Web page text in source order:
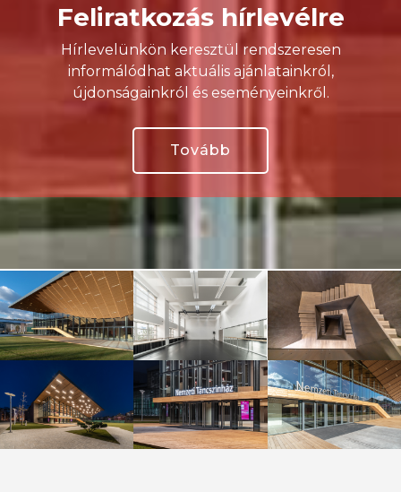
Feliratkozás hírlevélre
Hírlevelünkön keresztül rendszeresen
informálódhat aktuális ajánlatainkról,
újdonságainkról és eseményeinkről.
Tovább